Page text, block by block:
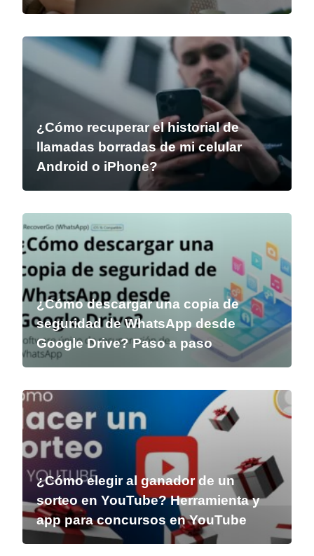
¿Cómo recuperar el historial de
llamadas borradas de mi celular
Android o iPhone?
¿Cómo descargar una copia de
seguridad de WhatsApp desde
Google Drive? Paso a paso
¿Cómo elegir al ganador de un
sorteo en YouTube? Herramienta y
app para concursos en YouTube